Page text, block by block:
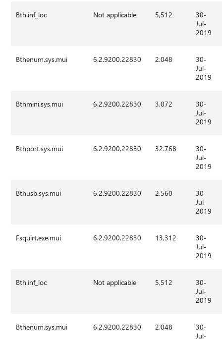
Bth.inf_loc Not applicable 5,512
30-
Jul-
2019
Bthenum.sys.mui 6.2.9200.22830 2.048
30-
Jul-
2019
Bthmini.sys.mui 6.2.9200.22830 3.072
30-
Jul-
2019
Bthport.sys.mui 6.2.9200.22830 32.768
30-
Jul-
2019
Bthusb.sys.mui 6.2.9200.22830 2,560
30-
Jul-
2019
Fsquirt.exe.mui 6.2.9200.22830 13,312
30-
Jul-
2019
Bth.inf_loc Not applicable 5,512
30-
Jul-
2019
Bthenum.sys.mui 6.2.9200.22830 2.048
30-
Jul-